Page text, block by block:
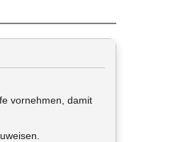
vornehmen, damit